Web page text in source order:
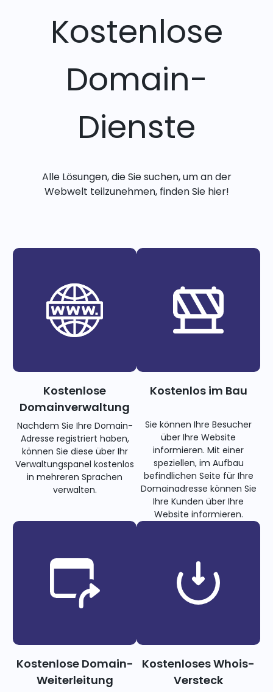
Kostenlose
Domain-
Dienste
Alle Lösungen, die Sie suchen, um an der
Webwelt teilzunehmen, finden Sie hier!
Kostenlose
Domainverwaltung
Nachdem Sie Ihre Domain-
Adresse registriert haben,
können Sie diese über Ihr
Verwaltungspanel kostenlos
in mehreren Sprachen
verwalten.
Kostenlos im Bau
Sie können Ihre Besucher
über Ihre Website
informieren. Mit einer
speziellen, im Aufbau
befindlichen Seite für Ihre
Domainadresse können Sie
Ihre Kunden über Ihre
Website informieren.
Kostenlose Domain-
Weiterleitung
Kostenloses Whois-
Versteck